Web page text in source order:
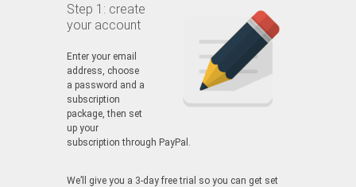
Step 1: create
your account
Enter your email
address, choose
a password and a
subscription
package, then set
up your
subscription through PayPal.
We’ll give you a 3-day free trial so you can get set